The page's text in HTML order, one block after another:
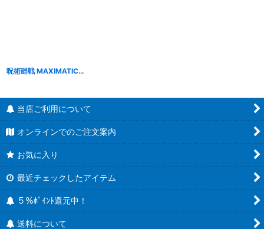
呪術廻戦 MAXIMATIC THE MEGUMI FUSHIGUROI II
当店ご利用について
オンラインでのご注文案内
お気に入り
最近チェックしたアイテム
５％ﾎﾟｲﾝﾄ還元中！
送料について